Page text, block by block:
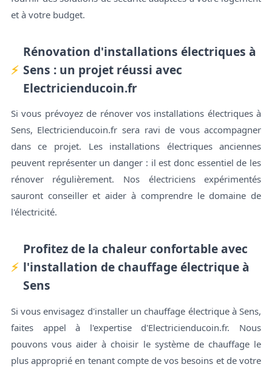
et à votre budget.
Rénovation d'installations électriques à
Sens : un projet réussi avec
Electricienducoin.fr
Si vous prévoyez de rénover vos installations électriques à
Sens, Electricienducoin.fr sera ravi de vous accompagner
dans ce projet. Les installations électriques anciennes
peuvent représenter un danger : il est donc essentiel de les
rénover régulièrement. Nos électriciens expérimentés
sauront conseiller et aider à comprendre le domaine de
l'électricité.
Profitez de la chaleur confortable avec
l'installation de chauffage électrique à
Sens
Si vous envisagez d'installer un chauffage électrique à Sens,
faites appel à l'expertise d'Electricienducoin.fr. Nous
pouvons vous aider à choisir le système de chauffage le
plus approprié en tenant compte de vos besoins et de votre